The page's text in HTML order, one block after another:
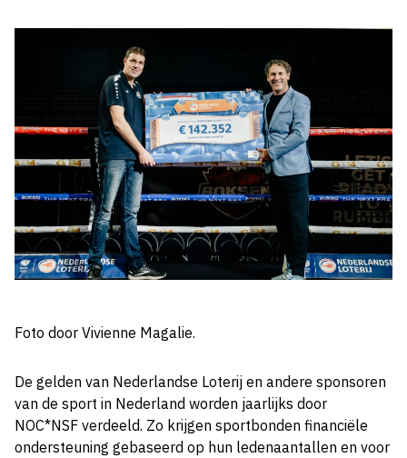
Foto door Vivienne Magalie.
De gelden van Nederlandse Loterij en andere sponsoren
van de sport in Nederland worden jaarlijks door
NOC*NSF verdeeld. Zo krijgen sportbonden financiële
ondersteuning gebaseerd op hun ledenaantallen en voor